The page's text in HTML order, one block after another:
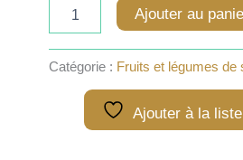
-
Panier
Ajouter au
Catégorie : Fruits et légumes de
Ajouter à la liste